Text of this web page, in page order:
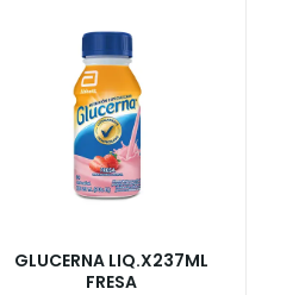
GLUCERNA LIQ.X237ML
FRESA